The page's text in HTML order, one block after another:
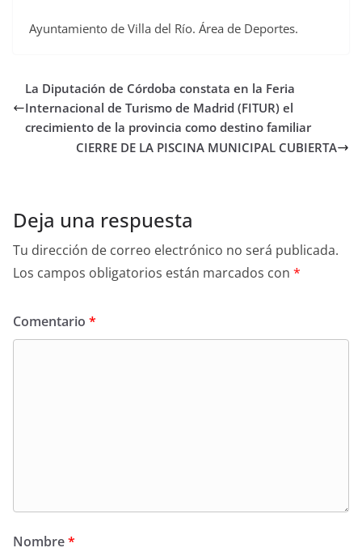
Ayuntamiento de Villa del Río. Área de Deportes.
La Diputación de Córdoba constata en la Feria
Internacional de Turismo de Madrid (FITUR) el
crecimiento de la provincia como destino familiar
CIERRE DE LA PISCINA MUNICIPAL CUBIERTA
Deja una respuesta
Tu dirección de correo electrónico no será publicada.
Los campos obligatorios están marcados con *
Comentario *
Nombre*